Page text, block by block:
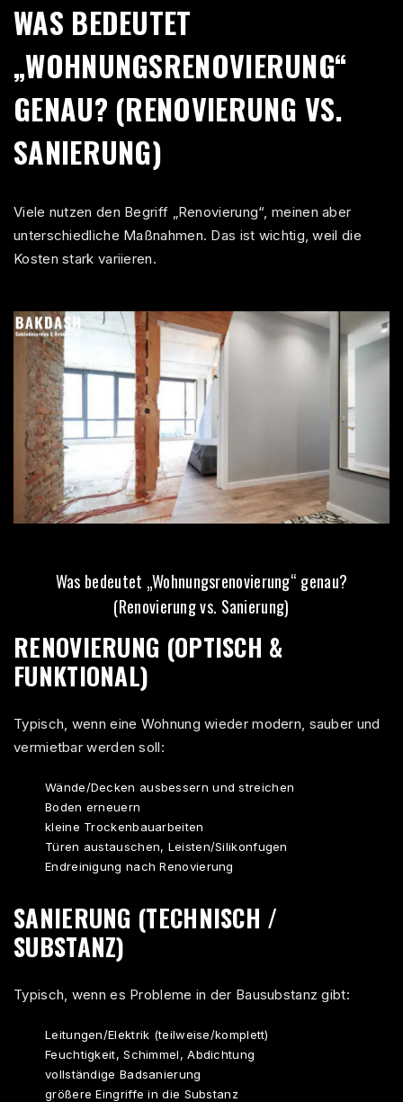
WAS BEDEUTET
„WOHNUNGSRENOVIERUNG“
GENAU? (RENOVIERUNG VS.
SANIERUNG)
Viele nutzen den Begriff „Renovierung“, meinen aber
unterschiedliche Maßnahmen. Das ist wichtig, weil die
Kosten stark variieren.
Was bedeutet „Wohnungsrenovierung“ genau?
(Renovierung vs. Sanierung)
RENOVIERUNG (OPTISCH &
FUNKTIONAL)
Typisch, wenn eine Wohnung wieder modern, sauber und
vermietbar werden soll:
Wände/Decken ausbessern und streichen
Boden erneuern
kleine Trockenbauarbeiten
Türen austauschen, Leisten/Silikonfugen
Endreinigung nach Renovierung
SANIERUNG (TECHNISCH /
SUBSTANZ)
Typisch, wenn es Probleme in der Bausubstanz gibt:
Leitungen/Elektrik (teilweise/komplett)
Feuchtigkeit, Schimmel, Abdichtung
vollständige Badsanierung
größere Eingriffe in die Substanz